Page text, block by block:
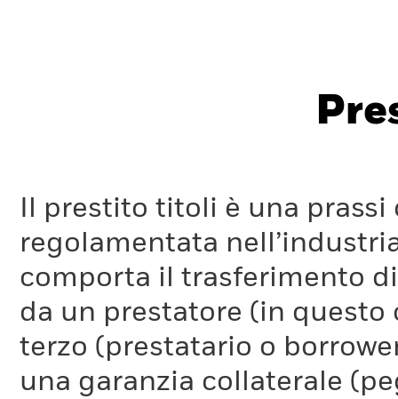
Il prestito titoli è una
regolamentata
comporta il trasferimento
da un prestatore (in questo
terzo (prestatario o
una garanzia collaterale